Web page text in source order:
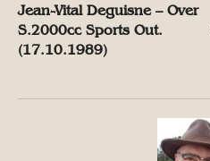
Jean-Vital Deguisne – Over
S.2000cc Sports Out.
(17.10.1989)